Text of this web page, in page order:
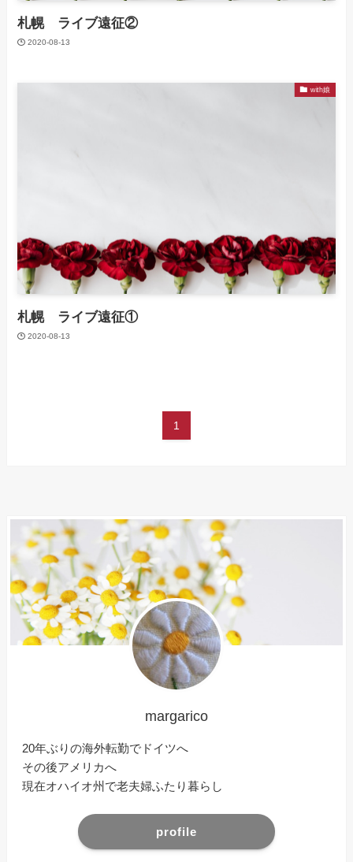
札幌 ライブ遠征②
2020-08-13
with娘
札幌 ライブ遠征①
2020-08-13
1
margarico
20年ぶりの海外転勤でドイツへ
その後アメリカへ
現在オハイオ州で老夫婦ふたり暮らし
profile